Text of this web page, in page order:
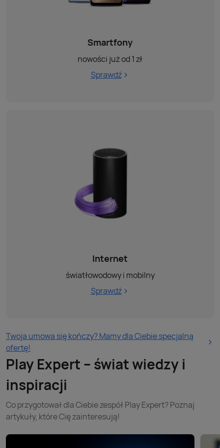
Smartfony
nowości już od 1 zł
Sprawdź
Internet
światłowodowy i mobilny
Sprawdź
Twoja umowa się kończy? Mamy dla Ciebie specjalną
ofertę!
Play Expert – świat wiedzy i
inspiracji
Co przygotował dla Ciebie zespół Play Expert? Poznaj
artykuły, które Cię zainteresują!